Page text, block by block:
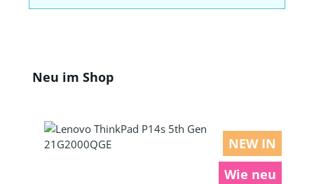
Produktgalerie überspringen
Neu im Shop
NEW IN
Wie neu